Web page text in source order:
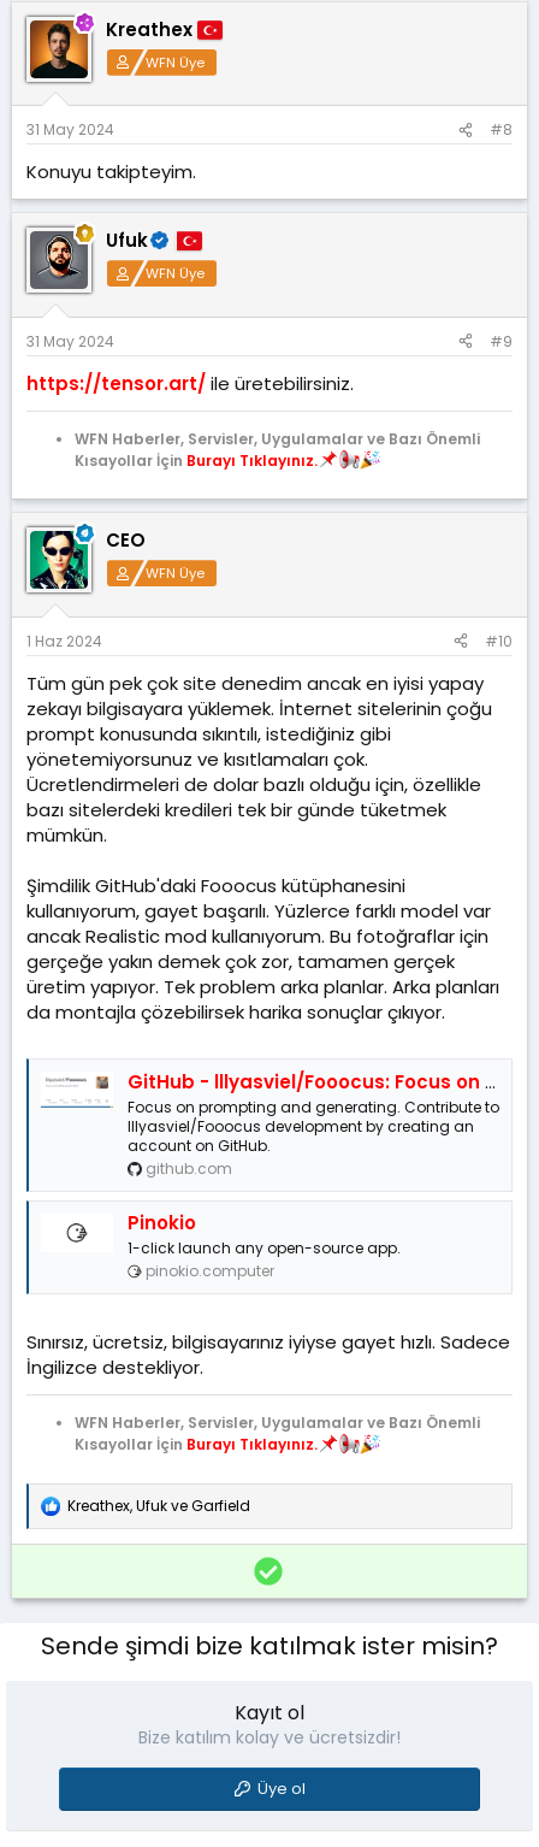
Kreathex
WFN Üye
31 May 2024 #8
Konuyu takipteyim.
Ufuk
WFN Üye
31 May 2024 #9
https://tensor.art/ile üretebilirsiniz.
WFN Haberler, Servisler, Uygulamalar ve Bazı Önemli
Kısayollar İçin Burayı Tıklayınız.
CEO
WFN Üye
1 Haz 2024 #10
Tüm gün pek çok site denedim ancak en iyisi yapay
zekayı bilgisayara yüklemek. İnternet sitelerinin çoğu
prompt konusunda sıkıntılı, istediğiniz gibi
yönetemiyorsunuz ve kısıtlamaları çok.
Ücretlendirmeleri de dolar bazlı olduğu için, özellikle
bazı sitelerdeki kredileri tek bir günde tüketmek
mümkün.
Şimdilik GitHub'daki Fooocus kütüphanesini
kullanıyorum, gayet başarılı. Yüzlerce farklı model var
ancak Realistic mod kullanıyorum. Bu fotoğraflar için
gerçeğe yakın demek çok zor, tamamen gerçek
üretim yapıyor. Tek problem arka planlar. Arka planları
da montajla çözebilirsek harika sonuçlar çıkıyor.
GitHub - lllyasviel/Fooocus: Focus on prompting and generating
Focus on prompting and generating. Contribute to
lllyasviel/Fooocus development by creating an
account on GitHub.
github.com
Pinokio
1-click launch any open-source app.
pinokio.computer
Sınırsız, ücretsiz, bilgisayarınız iyiyse gayet hızlı. Sadece
İngilizce destekliyor.
WFN Haberler, Servisler, Uygulamalar ve Bazı Önemli
Kısayollar İçin Burayı Tıklayınız.
T
e
p
l
r
Kreathex,UfukveGarfield
Ç
ö
z
ü
Sende şimdi bize katılmak ister misin?
Kayıt ol
Bize katılım kolay ve ücretsizdir!
Üye ol